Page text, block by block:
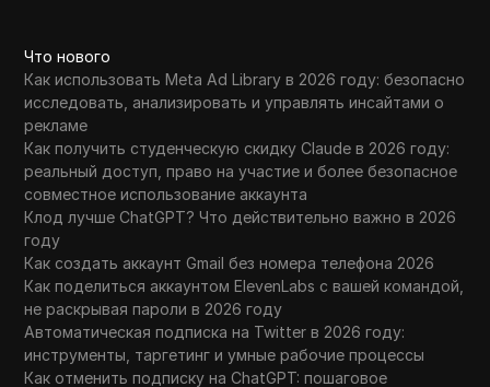
Что нового
Как использовать Meta Ad Library в 2026 году: безопасно
исследовать, анализировать и управлять инсайтами о
рекламе
Как получить студенческую скидку Claude в 2026 году:
реальный доступ, право на участие и более безопасное
совместное использование аккаунта
Клод лучше ChatGPT? Что действительно важно в 2026
году
Как создать аккаунт Gmail без номера телефона 2026
Как поделиться аккаунтом ElevenLabs с вашей командой,
не раскрывая пароли в 2026 году
Автоматическая подписка на Twitter в 2026 году:
инструменты, таргетинг и умные рабочие процессы
Как отменить подписку на ChatGPT: пошаговое